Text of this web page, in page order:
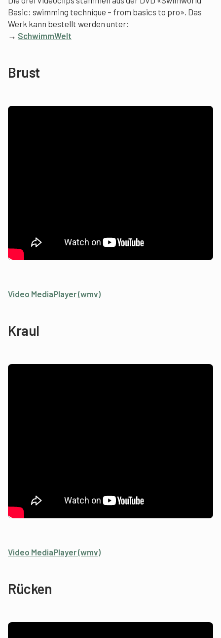
Basic: swimming technique – from basics to pro». Das
Werk kann bestellt werden unter:
→ SchwimmWelt
Brust
Video MediaPlayer (wmv)
Kraul
Video MediaPlayer (wmv)
Rücken